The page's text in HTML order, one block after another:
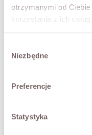
otrzymanymi od
korzystania z ich usług.
zgody
Niezbędne
Preferencje
Statystyka
• made in Italy
• skirt: elasticated